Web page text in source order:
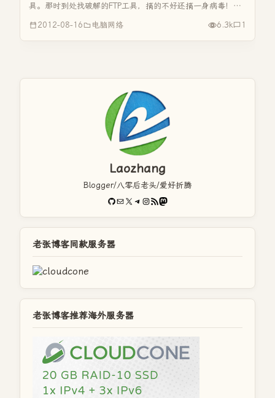
具。那时到处找破解的FTP工具，搞的不好还搞一身病毒！现
在老张博客给大家推荐一款免费的FTP工具--8UFTP，这样你
2012-08-16 电脑网络 6.3k 1
Laozhang
Blogger/八零后老头/爱好折腾
GitHub
电子邮件X Telegram
Instagram
RSS FeedMastodon
老张博客同款服务器
老张博客推荐海外服务器